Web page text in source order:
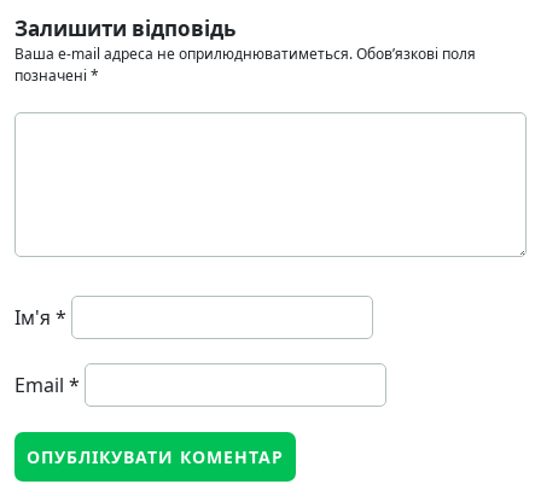
Залишити відповідь
Ваша e-mail адреса не оприлюднюватиметься.Обов’язкові поля
позначені *
Ім'я *
Email *